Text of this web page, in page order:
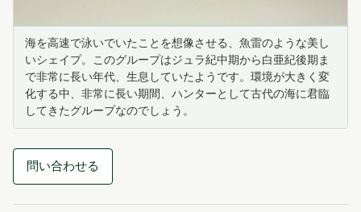
海を高速で泳いでいたことを想像させる、魚雷のような美し
いシェイプ。このグループはジュラ紀中期から白亜紀後期ま
で非常に長い年代、生息していたようです。環境が大きく変
化する中、非常に長い期間、ハンターとして古代の海に君臨
してきたグループなのでしょう。
問い合わせる